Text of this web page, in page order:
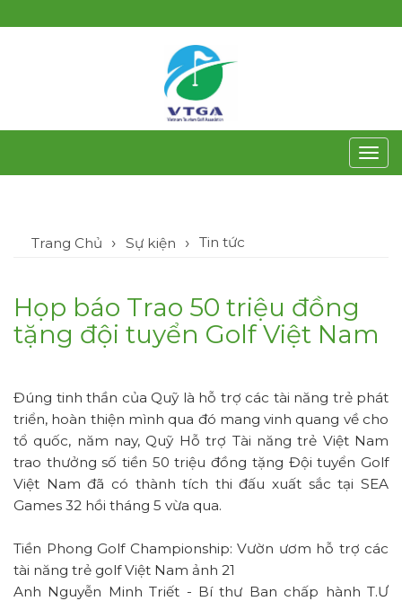
Trang Chủ Sự kiện Tin tức
Họp báo Trao 50 triệu đồng
tặng đội tuyển Golf Việt Nam
Đúng tinh thần của Quỹ là hỗ trợ các tài năng trẻ phát
triển, hoàn thiện mình qua đó mang vinh quang về cho
tổ quốc, năm nay, Quỹ Hỗ trợ Tài năng trẻ Việt Nam
trao thưởng số tiền 50 triệu đồng tặng Đội tuyển Golf
Việt Nam đã có thành tích thi đấu xuất sắc tại SEA
Games 32 hồi tháng 5 vừa qua.
Tiền Phong Golf Championship: Vườn ươm hỗ trợ các
tài năng trẻ golf Việt Nam ảnh 21
Anh Nguyễn Minh Triết - Bí thư Ban chấp hành T.Ư